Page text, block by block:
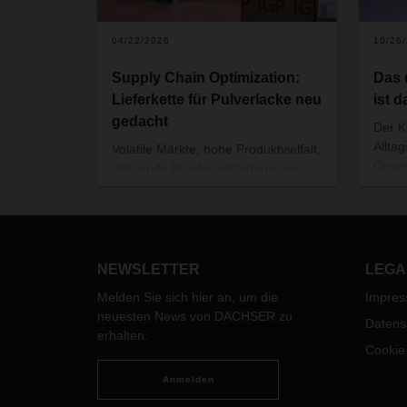
04/22/2026
Supply Chain Optimization:
Lieferkette für Pulverlacke neu
gedacht
Volatile Märkte, hohe Produktvielfalt,
Analyse, Vertrauen und
Logistikmodell für die Zukunft.
10/26/
Das
ist
Der
NEWSLETTER
Melden Sie sich hier an, um die
neuesten News von DACHSER zu
erhalten.
Anmelden